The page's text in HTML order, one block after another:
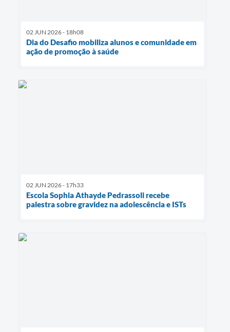
02 JUN 2026 - 18h08
Dia do Desafio mobiliza alunos e comunidade em
ação de promoção à saúde
02 JUN 2026 - 17h33
Escola Sophia Athayde Pedrassoli recebe
palestra sobre gravidez na adolescência e ISTs